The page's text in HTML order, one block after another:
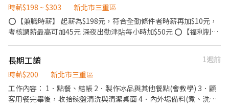
時薪$198 ~ $303
新北市三重區
⭕【兼職時薪】 起薪為$198元，符合全勤條件者時薪再加$10元，
考核調薪最高可加45元 深夜出勤津貼每小時加$50元 ⭕【福利制
健檢 ★勞保、健保，6％勞退提撥 ⭕【工作說明】 《內場》:餐點製
作、食材備料、進貨盤點 《外場》:接待服務顧客、收銀結帳、環境
整潔 ★開朗活潑有笑容 ★ＳＯＰ專業流程 ★無經驗可 ★提供完善
職前教育訓練 ⭕【經營理念】 我們是日本第一的速食連鎖ZENSHO
集團，我們的理念是"消滅世界的飢餓和貧困"，目標是成為全球第
長期工讀
1週前
時薪$200
新北市三重區
工作內容： 1．點餐、結帳 2．製作冰品與其他餐點(會教學) 3．顧
客用餐完畢後，收拾碗盤清洗與清潔桌面 4．內外場備料(煮、洗、